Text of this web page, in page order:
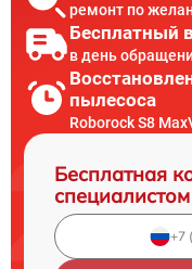
ремонт по
Бесплатный
в день
пылесоса
Roborock S8
Бесплатная
специалистом